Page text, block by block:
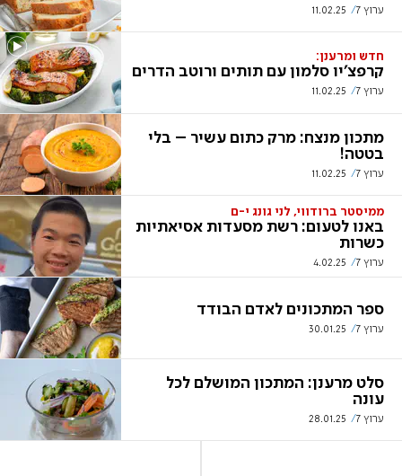
ערוץ 7 11.02.25
חדש ומרענן:
קרפצ'יו סלמון עם תותים ורוטב הדרים
ערוץ 7 11.02.25
מתכון מנצח: מרק כתום עשיר – בלי
בטטה!
ערוץ 7 11.02.25
ממיסטר ברודווי, לני גונג י-ם
באנו לטעום: רשת מסעדות אסיאתיות
כשרות
ערוץ 7 4.02.25
ספר המתכונים לאדם הבודד
ערוץ 7 30.01.25
סלט מרענן: המתכון המושלם לכל
עונה
ערוץ 7 28.01.25